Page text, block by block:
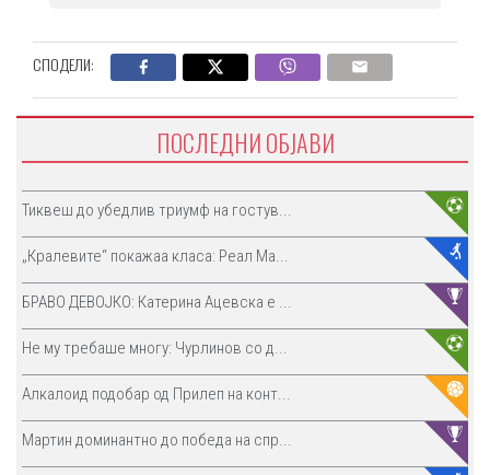
СПОДЕЛИ:
ПОСЛЕДНИ ОБЈАВИ
Тиквеш до убедлив триумф на гостув...
„Кралевите“ покажаа класа: Реал Ма...
БРАВО ДЕВОЈКО: Катерина Ацевска е ...
Не му требаше многу: Чурлинов со д...
Алкалоид подобар од Прилеп на конт...
Мартин доминантно до победа на спр...